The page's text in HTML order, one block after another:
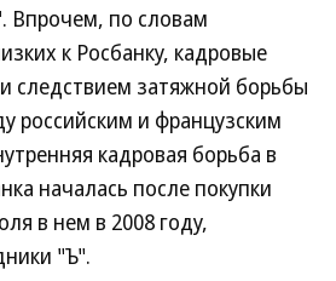
Впрочем, по словам
к Росбанку, кадровые
следствием затяжной борьбы
российским и французским
кадровая борьба в
началась после покупки
в нем в 2008 году,
"Ъ".